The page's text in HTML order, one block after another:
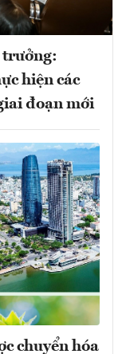
trưởng:
hiện các
đoạn mới
chuyển hóa